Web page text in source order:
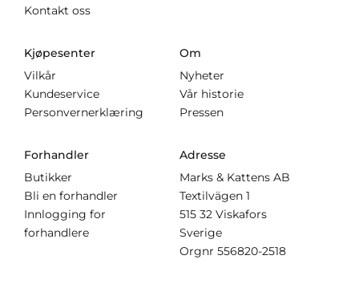
Kontakt oss
Kjøpesenter
Vilkår
Kundeservice
Personvernerklæring
Om
Nyheter
Vår historie
Pressen
Forhandler
Butikker
Bli en forhandler
Innlogging for
forhandlere
Adresse
Marks & Kattens AB
Textilvägen 1
515 32 Viskafors
Sverige
Orgnr 556820-2518